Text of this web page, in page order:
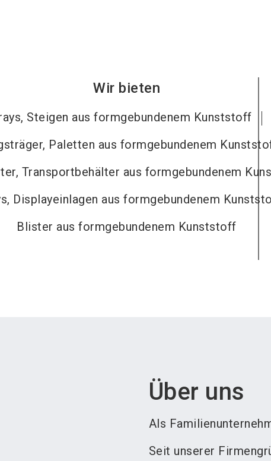
Wir bieten
Steigen aus formgebundenem Kunststoff
Paletten aus formgebundenem
Transportbehälter aus formgebundenem
Displayeinlagen aus formgebundenem
Blister aus formgebundenem Kunststoff
Über uns
Als
Seit unserer